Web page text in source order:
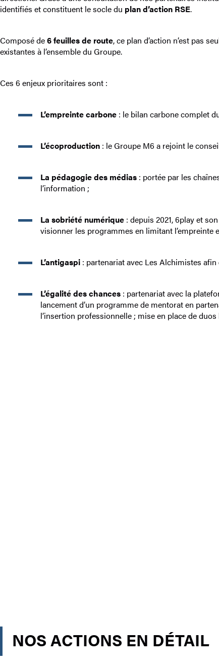
identifiés et constituent le socle du plan d’action RSE.
Composé de6 feuilles de route, ce plan d’action n’est pas
existantes à l’ensemble du Groupe.
Ces 6 enjeux prioritaires sont :
L’empreinte carbone : le bilan carbone complet
L’écoproduction : le Groupe M6 a rejoint le
La pédagogie des médias : portée par les
l’information ;
La sobriété numérique : depuis 2021, 6play et
visionner les programmes en limitant
L’antigaspi : partenariat avec Les Alchimistes
L’égalité des chances : partenariat avec la
lancement d’un programme de mentorat en
l’insertion professionnelle ; mise en place de
NOS ACTIONS EN DÉTAIL